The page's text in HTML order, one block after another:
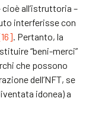
cioè all’istruttoria –
interferisse con
. Pertanto, la
“beni-merci”
che possono
dell’NFT, se
idonea) a